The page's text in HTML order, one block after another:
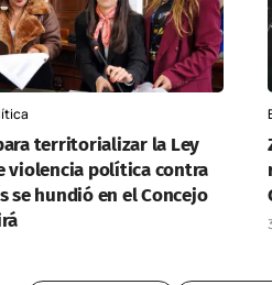
territorializar la Ley
violencia política contra
se hundió en el Concejo